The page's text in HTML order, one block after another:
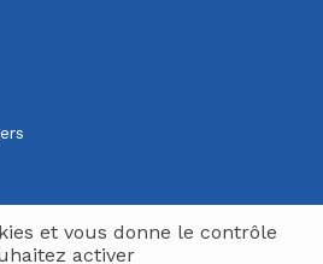
et vous donne le contrôle
activer